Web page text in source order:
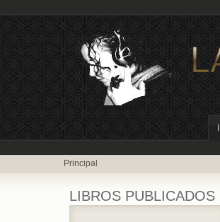
Principal
LIBROS PUBLICADOS